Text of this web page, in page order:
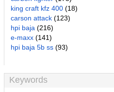
king craft kfz 400 (18)
carson attack (123)
hpi baja (216)
e-maxx (141)
hpi baja 5b ss (93)
Keywords